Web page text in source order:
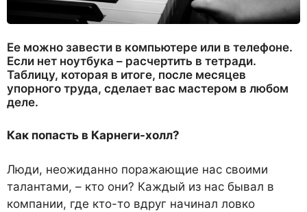
Ее можно завести в компьютере или в телефоне.
Если нет ноутбука – расчертить в тетради.
Таблицу, которая в итоге, после месяцев
упорного труда, сделает вас мастером в любом
деле.
Как попасть в Карнеги-холл?
Люди, неожиданно поражающие нас своими
талантами, – кто они? Каждый из нас бывал в
компании, где кто-то вдруг начинал ловко